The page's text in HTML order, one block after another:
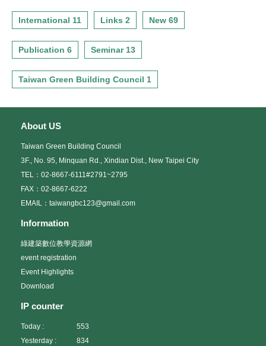
International 11 Links 2 New 69
Publication 6 Seminar 13
Taiwan Green Building Council 1
About US
Taiwan Green Building Council
3F., No. 95, Minquan Rd., Xindian Dist., New Taipei City
TEL：02-8667-6111#2791~2795
FAX：02-8667-6222
EMAIL：taiwangbc123@gmail.com
Information
綠建築數位教學資源網
event registration
Event Highlights
Download
IP counter
Today :
553
Yesterday :
834